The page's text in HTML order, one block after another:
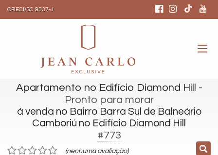
CRECI/SC 9537-J
Apartamento no Edifício Diamond Hill
-
Pronto para morar
à venda no Bairro Barra Sul de Balneário
Camboriú no Edifício Diamond Hill
#773
(nenhuma avaliação)